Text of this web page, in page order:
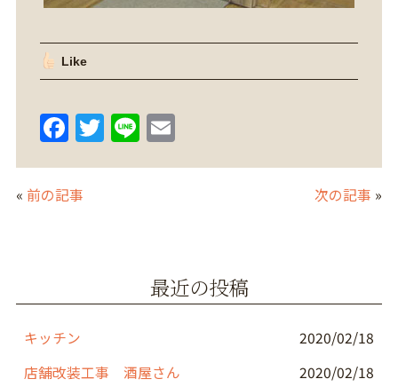
Like
F
a
c
e
o
k
T
w
Li
n
E
« 前の記事 次の記事 »
最近の投稿
キッチン
2020/02/18
店舗改装工事 酒屋さん
2020/02/18